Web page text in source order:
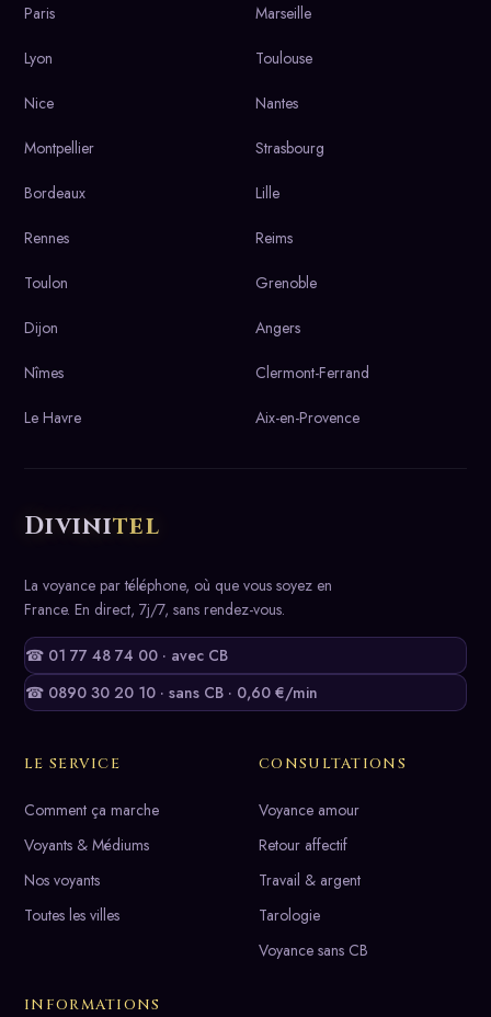
Paris Marseille
Lyon Toulouse
Nice Nantes
Montpellier Strasbourg
Bordeaux Lille
Rennes Reims
Toulon Grenoble
Dijon Angers
Nîmes Clermont-Ferrand
Le Havre Aix-en-Provence
Divinitel
La voyance par téléphone, où que vous soyez en
France. En direct, 7j/7, sans rendez-vous.
☎ 01 77 48 74 00 · avec CB
☎ 0890 30 20 10 · sans CB · 0,60 €/min
LE SERVICE
Comment ça marche
Voyants & Médiums
Nos voyants
Toutes les villes
CONSULTATIONS
Voyance amour
Retour affectif
Travail & argent
Tarologie
Voyance sans CB
INFORMATIONS